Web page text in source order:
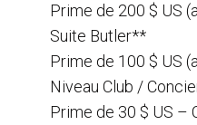
Prime de 200 $ US
Suite Butler**
Prime de 100 $ US
Niveau Club /
Prime de 30 $ US –